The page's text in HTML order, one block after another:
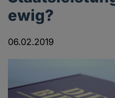
ewig?
06.02.2019